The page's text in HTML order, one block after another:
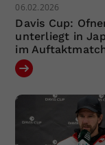
06.02.2026
Davis Cup:
unterliegt in
im